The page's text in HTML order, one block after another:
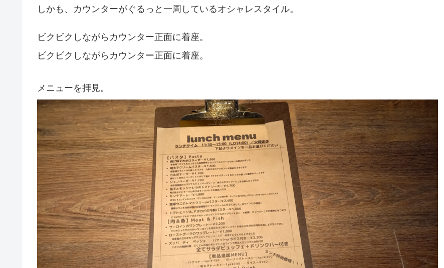
しかも、カウンターがぐるっと一周しているオシャレスタイル。
ビクビクしながらカウンター正面に着座。
ビクビクしながらカウンター正面に着座。
メニューを拝見。